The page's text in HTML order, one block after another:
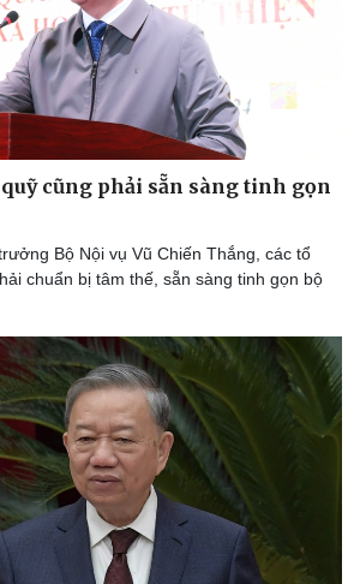
Giải trí
quỹ cũng phải sẵn sàng tinh gọn
Bộ Nội vụ Vũ Chiến Thắng, các tổ
chuẩn bị tâm thế, sẵn sàng tinh gọn bộ